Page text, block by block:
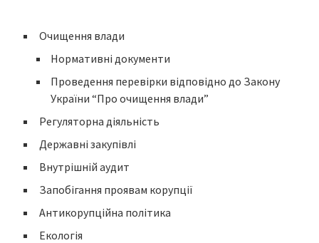
Очищення влади
Нормативні документи
Проведення перевірки відповідно до Закону
України “Про очищення влади”
Регуляторна діяльність
Державні закупівлі
Внутрішній аудит
Запобігання проявам корупції
Антикорупційна політика
Екологія